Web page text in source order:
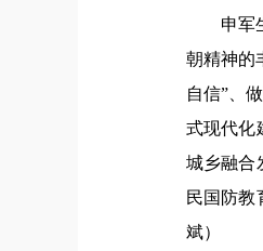
申军
朝精神的
自信”、
式现代化
城乡融合
民国防教
斌）